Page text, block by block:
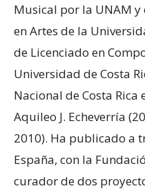
Musical por la UNAM y
en Artes de la
de Licenciado en
Universidad de Costa
Nacional de Costa
Aquileo J. Echeverría
2010). Ha publicado a
España, con la
curador de dos